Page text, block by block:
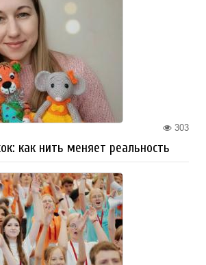
303
как нить меняет реальность